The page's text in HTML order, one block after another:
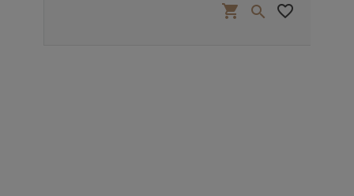
shopping_cart  favorite_border